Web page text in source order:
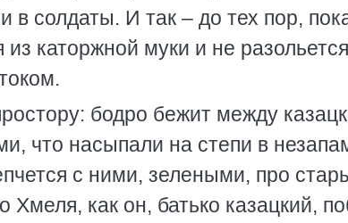
в солдаты. И так – до тех пор,
из каторжной муки и не
бодро бежит между
что насыпали на степи в
с ними, зелеными, про
Хмеля, как он, батько казацкий,